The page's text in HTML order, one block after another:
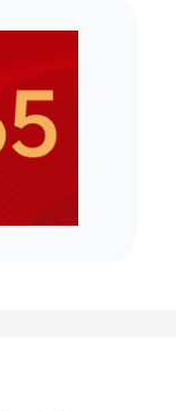
导师专访｜摔碎“铁饭碗”的她，如何用2000私域好友创造百万营收？
成为改变的力量：诚邀您成为生涯导师团城市主理人！
让教育回归本质，让成长更有温度——脚印陪伴发布2026年度家庭教育产品！